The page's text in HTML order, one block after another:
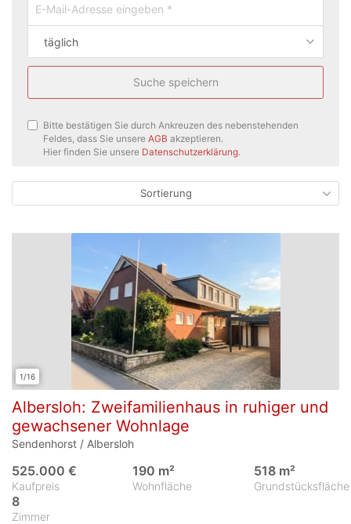
täglich
Suche speichern
Bitte bestätigen Sie durch Ankreuzen des nebenstehenden
Feldes, dass Sie unsere AGB akzeptieren.
Hier finden Sie unsere Datenschutzerklärung.
Sortierung
1/16
Albersloh: Zweifamilienhaus in ruhiger und
gewachsener Wohnlage
Sendenhorst / Albersloh
Kaufpreis
525.000 €
Wohnfläche
190 m²
Grundstücksfläche
518 m²
Zimmer
8